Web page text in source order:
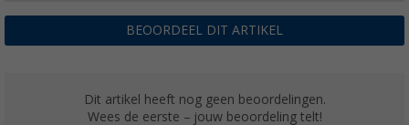
BEOORDEEL DIT ARTIKEL
Dit artikel heeft nog geen beoordelingen.
Wees de eerste – jouw beoordeling telt!